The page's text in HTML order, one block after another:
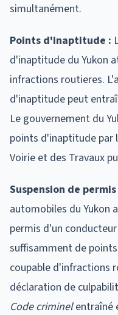
simultanément.
Points d'inaptitude :
d'inaptitude du Yukon
infractions routieres.
d'inaptitude peut
Le gouvernement du
points d'inaptitude par
Voirie et des Travaux
Suspension de permis
automobiles du Yukon
permis d'un
suffisamment de
coupable d'infractions
déclaration de
Code criminelentraîné